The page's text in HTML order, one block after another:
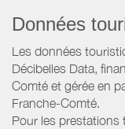
Données
Les données
Décibelles Data,
Comté et gérée en
Franche-Comté.
Pour les prestations